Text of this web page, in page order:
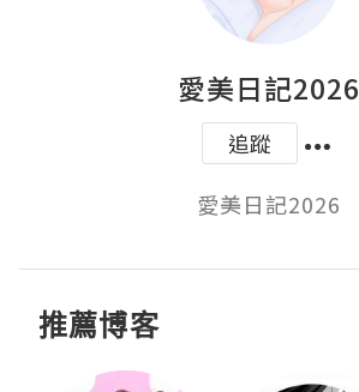
愛美日記2026
追蹤
愛美日記2026
推薦博客